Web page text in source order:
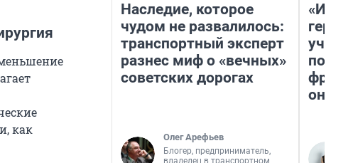
как
Наследие, которое
чудом не развалилось:
транспортный эксперт
разнес миф о «вечных»
советских дорогах
Олег Арефьев
Блогер, предприниматель,
владелец в транспортном
учит
она